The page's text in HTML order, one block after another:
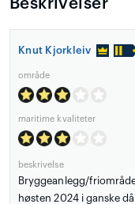
Knut Kjorkleiv
område
maritime kvaliteter
beskrivelse
Bryggeanlegg/
høsten 2024 i ganske